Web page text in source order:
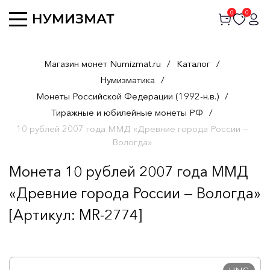
0 0
Магазин монет Numizmat.ru / Каталог /
Нумизматика /
Монеты Российской Федерации (1992-н.в.) /
Тиражные и юбилейные монеты РФ /
10 рублей 2007 года ММД «Древние города России —
Вологда»
Монета 10 рублей 2007 года ММД
«Древние города России — Вологда»
[Артикул: MR-2774]